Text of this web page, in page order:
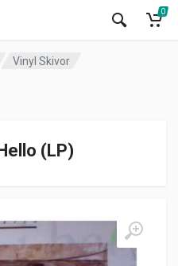
0
Vinyl Skivor
(LP)